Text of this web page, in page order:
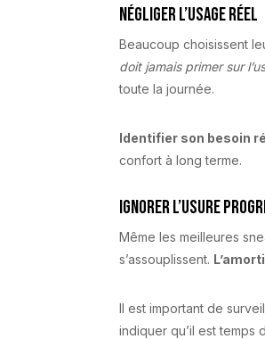
Négliger l’usage réel
Beaucoup choisissent
doit jamais primer sur
toute la journée.
Identifier son besoin
confort à long terme.
Ignorer l’usure
Même les meilleures
s’assouplissent.
Il est important de
indiquer qu’il est temps